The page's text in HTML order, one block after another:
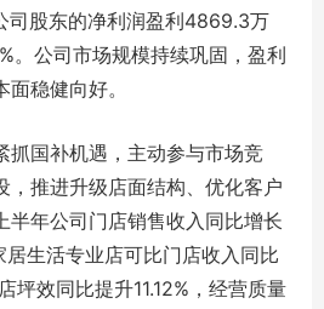
司股东的净利润盈利4869.3万
。公司市场规模持续巩固，盈利
稳健向好。
抓国补机遇，主动参与市场竞
，推进升级店面结构、优化客户
半年公司门店销售收入同比增长
居生活专业店可比门店收入同比
坪效同比提升11.12%，经营质量